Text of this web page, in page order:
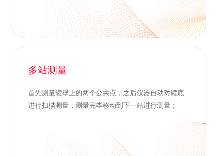
多站测量
首先测量罐壁上的两个公共点，之后仪器自动对罐底
进行扫描测量，测量完毕移动到下一站进行测量；